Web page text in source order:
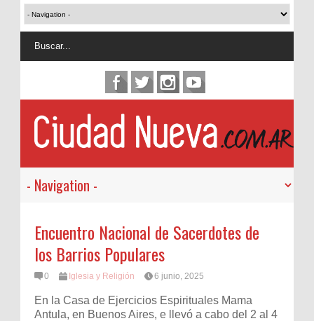
Encuentro Nacional de Sacerdotes de
los Barrios Populares
0 Iglesia y Religión 6 junio, 2025
En la Casa de Ejercicios Espirituales Mama
Antula, en Buenos Aires, e llevó a cabo del 2 al 4